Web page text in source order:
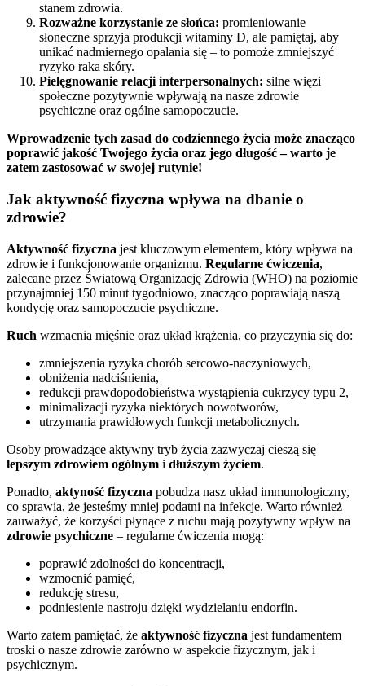
stanem zdrowia.
Rozważne korzystanie ze słońca: promieniowanie
słoneczne sprzyja produkcji witaminy D, ale pamiętaj, aby
unikać nadmiernego opalania się – to pomoże zmniejszyć
ryzyko raka skóry.
Pielęgnowanie relacji interpersonalnych: silne więzi
społeczne pozytywnie wpływają na nasze zdrowie
psychiczne oraz ogólne samopoczucie.
Wprowadzenie tych zasad do codziennego życia może znacząco
poprawić jakość Twojego życia oraz jego długość – warto je
zatem zastosować w swojej rutynie!
Jak aktywność fizyczna wpływa na dbanie o
zdrowie?
Aktywność fizyczna jest kluczowym elementem, który wpływa na
zdrowie i funkcjonowanie organizmu. Regularne ćwiczenia,
zalecane przez Światową Organizację Zdrowia (WHO) na poziomie
przynajmniej 150 minut tygodniowo, znacząco poprawiają naszą
kondycję oraz samopoczucie psychiczne.
Ruch wzmacnia mięśnie oraz układ krążenia, co przyczynia się do:
zmniejszenia ryzyka chorób sercowo-naczyniowych,
obniżenia nadciśnienia,
redukcji prawdopodobieństwa wystąpienia cukrzycy typu 2,
minimalizacji ryzyka niektórych nowotworów,
utrzymania prawidłowych funkcji metabolicznych.
Osoby prowadzące aktywny tryb życia zazwyczaj cieszą się
lepszym zdrowiem ogólnym i dłuższym życiem.
Ponadto, aktyność fizyczna pobudza nasz układ immunologiczny,
co sprawia, że jesteśmy mniej podatni na infekcje. Warto również
zauważyć, że korzyści płynące z ruchu mają pozytywny wpływ na
zdrowie psychiczne – regularne ćwiczenia mogą:
poprawić zdolności do koncentracji,
wzmocnić pamięć,
redukcję stresu,
podniesienie nastroju dzięki wydzielaniu endorfin.
Warto zatem pamiętać, że aktywność fizyczna jest fundamentem
troski o nasze zdrowie zarówno w aspekcie fizycznym, jak i
psychicznym.